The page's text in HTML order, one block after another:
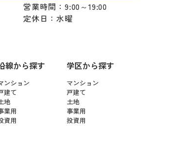
営業時間：9:00～19:00
定休日：水曜
線から探す
ンション
建て
地
業用
資用
学区から探す
マンション
戸建て
土地
事業用
投資用